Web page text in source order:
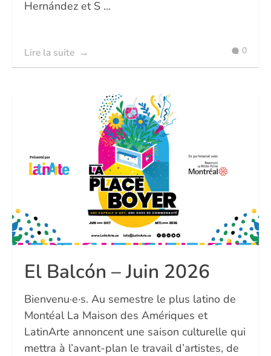
Hernández et S ...
Lire la suite 0
El Balcón – Juin 2026
Bienvenu·e·s. Au semestre le plus latino de
Montéal La Maison des Amériques et
LatinArte annoncent une saison culturelle qui
mettra à l’avant-plan le travail d’artistes, de